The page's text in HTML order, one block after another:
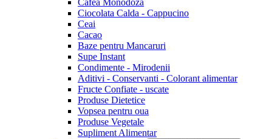
Cafea Monodoza
Ciocolata Calda - Cappucino
Ceai
Cacao
Baze pentru Mancaruri
Supe Instant
Condimente - Mirodenii
Aditivi - Conservanti - Colorant alimentar
Fructe Confiate - uscate
Produse Dietetice
Vopsea pentru oua
Produse Vegetale
Supliment Alimentar